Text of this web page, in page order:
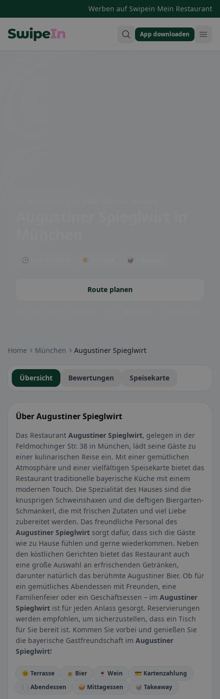
Werben auf Swipein·Mein Restaurant
App downloaden
🕒 Jetzt geöffnet 🌤 Terrasse 🥡 Takeaway
Route planen
Home München Augustiner Spieglwirt
Übersicht Bewertungen Speisekarte
Über Augustiner Spieglwirt
Das Restaurant Augustiner Spieglwirt, gelegen in der
Feldmochinger Str. 38 in München, lädt seine Gäste zu
einer kulinarischen Reise ein. Mit einer gemütlichen
Atmosphäre und einer vielfältigen Speisekarte bietet das
Restaurant traditionelle bayerische Küche mit einem
modernen Touch. Die Spezialität des Hauses sind die
knusprigen Schweinshaxen und die deftigen Biergarten-
Schmankerl, die mit frischen Zutaten und viel Liebe
zubereitet werden. Das freundliche Personal des
Augustiner Spieglwirt sorgt dafür, dass sich die Gäste
wie zu Hause fühlen und gerne wiederkommen. Neben
den köstlichen Gerichten bietet das Restaurant auch
eine große Auswahl an erfrischenden Getränken,
darunter natürlich das berühmte Augustiner Bier. Ob für
ein gemütliches Abendessen mit Freunden, eine
Familienfeier oder ein Geschäftsessen – im Augustiner
Spieglwirt ist für jeden Anlass gesorgt. Reservierungen
werden empfohlen, um sicherzustellen, dass ein Tisch
für Sie bereit ist. Kommen Sie vorbei und genießen Sie
die bayerische Gastfreundschaft im Augustiner
Spieglwirt!
🌞 Terrasse 🍺 Bier 🍷 Wein
💳 Kartenzahlung
🍽️ Abendessen
🥪 Mittagessen
🥡 Takeaway